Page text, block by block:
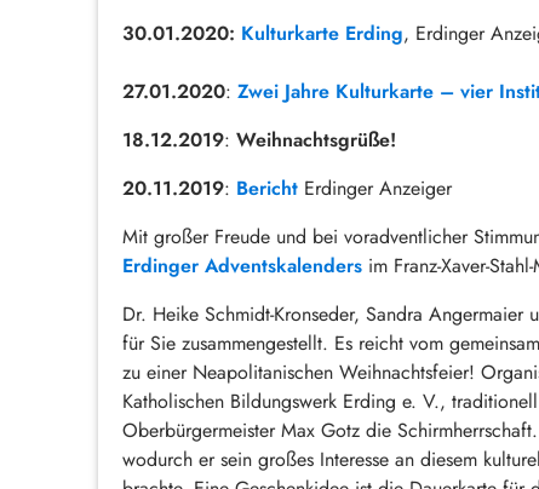
30.01.2020: Kulturkarte Erding, Erdinger
27.01.2020: Zwei Jahre Kulturkarte – vier
18.12.2019: Weihnachtsgrüße!
20.11.2019: Bericht Erdinger Anzeiger
Mit großer Freude und bei voradventlicher
Erdinger Adventskalendersim Franz-Xaver-
Dr. Heike Schmidt-Kronseder, Sandra
für Sie zusammengestellt. Es reicht vom
zu einer Neapolitanischen Weihnachtsfeier!
Katholischen Bildungswerk Erding e. V.,
Oberbürgermeister Max Gotz die
wodurch er sein großes Interesse an diesem